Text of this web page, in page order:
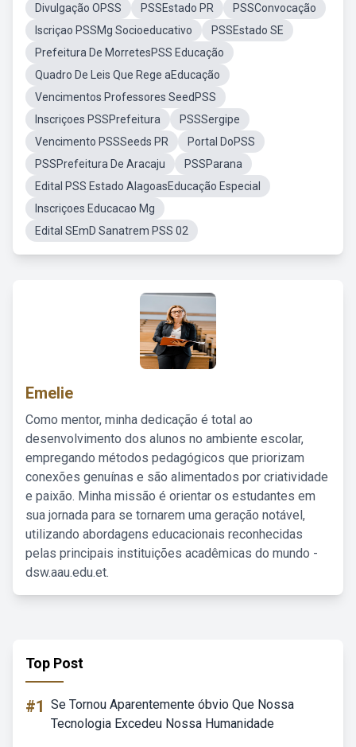
Divulgação OPSS PSSEstado PR
PSSConvocação
Iscriçao PSSMg Socioeducativo
PSSEstado SE
Prefeitura De MorretesPSS Educação
Quadro De Leis Que Rege aEducação
Vencimentos Professores SeedPSS
Inscriçoes PSSPrefeitura
PSSSergipe
Vencimento PSSSeeds PR
Portal DoPSS
PSSPrefeitura De Aracaju
PSSParana
Edital PSS Estado AlagoasEducação Especial
Inscriçoes Educacao Mg
Edital SEmD Sanatrem PSS 02
Emelie
Como mentor, minha dedicação é total ao
desenvolvimento dos alunos no ambiente escolar,
empregando métodos pedagógicos que priorizam
conexões genuínas e são alimentados por criatividade
e paixão. Minha missão é orientar os estudantes em
sua jornada para se tornarem uma geração notável,
utilizando abordagens educacionais reconhecidas
pelas principais instituições acadêmicas do mundo -
dsw.aau.edu.et.
Top Post
#1 Se Tornou Aparentemente óbvio Que Nossa
Tecnologia Excedeu Nossa Humanidade